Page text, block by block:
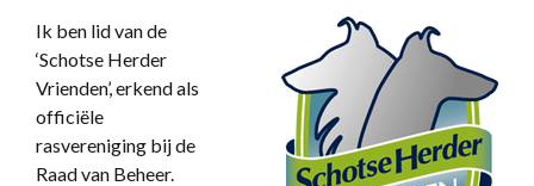
Ik ben lid van de
‘Schotse Herder
Vrienden’, erkend als
officiële
rasvereniging bij de
Raad van Beheer.